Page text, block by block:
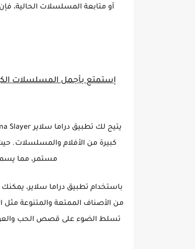
أو متابعة المسلسلات الحالية،
كبيرة من الأفلام والمسلسلات.
مستمر، مما
باستخدام تطبيق دراما سلاير،
من الأصناف الممتعة والمتنوعة مثل
تسلط الضوء على قصص الحب